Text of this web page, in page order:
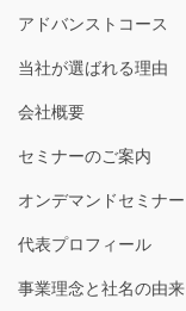
アドバンストコース
当社が選ばれる理由
会社概要
セミナーのご案内
オンデマンドセミナー
代表プロフィール
事業理念と社名の由来